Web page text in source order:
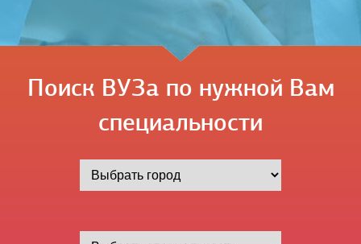
Поиск ВУЗа по нужной Вам
специальности